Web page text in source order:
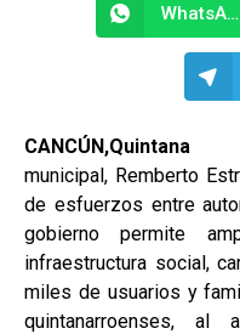
WhatsApp
municipal, Remberto
de esfuerzos entre
gobierno permite
infraestructura social,
miles de usuarios y
quintanarroenses, al